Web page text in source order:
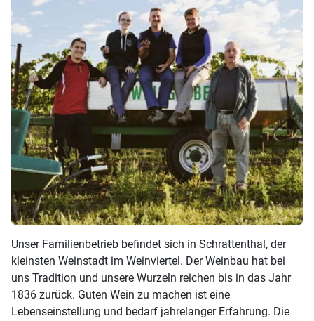
Unser Familienbetrieb befindet sich in Schrattenthal, der
kleinsten Weinstadt im Weinviertel. Der Weinbau hat bei
uns Tradition und unsere Wurzeln reichen bis in das Jahr
1836 zurück. Guten Wein zu machen ist eine
Lebenseinstellung und bedarf jahrelanger Erfahrung. Die